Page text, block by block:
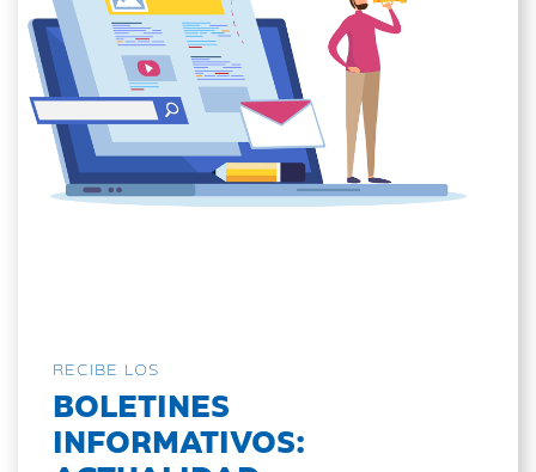
RECIBE LOS
BOLETINES
INFORMATIVOS: